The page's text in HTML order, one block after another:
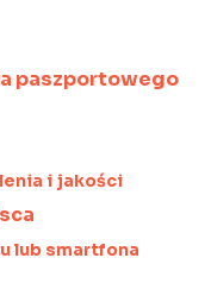
paszportowego
i jakości
lub smartfona